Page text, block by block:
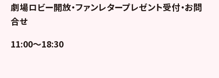
劇場ロビー開放・ファンレタープレゼント受付・お問
合せ
11:00～18:30